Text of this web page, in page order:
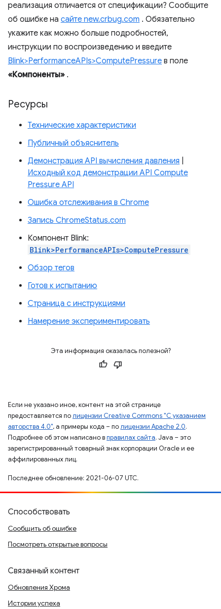
реализация отличается от спецификации? Сообщите
об ошибке на сайте new.crbug.com . Обязательно
укажите как можно больше подробностей,
инструкции по воспроизведению и введите
Blink>PerformanceAPIs>ComputePressure в поле
«Компоненты» .
Ресурсы
Технические характеристики
Публичный объяснитель
Демонстрация API вычисления давления
Исходный код демонстрации API Compute
Pressure API
Ошибка отслеживания в Chrome
Запись ChromeStatus.com
Компонент Blink:
Blink>PerformanceAPIs>ComputePressure
Обзор тегов
Готов к испытанию
Страница с инструкциями
Намерение экспериментировать
Эта информация оказалась полезной?
Если не указано иное, контент на этой странице
предоставляется полицензии Creative Commons "С указанием
авторства 4.0", а примеры кода – полицензии Apache 2.0.
Подробнее об этом написано вправилах сайта. Java – это
зарегистрированный товарный знак корпорации Oracle и ее
аффилированных лиц.
Последнее обновление: 2021-06-07 UTC.
Способствовать
Сообщить об ошибке
Посмотреть открытые вопросы
Связанный контент
Обновления Хрома
Истории успеха